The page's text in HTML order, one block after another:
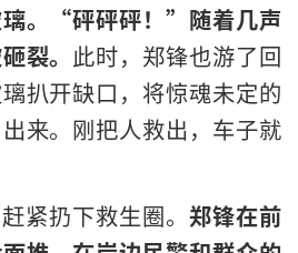
璃。“砰砰砰！”随着几声
裂。 此时，郑锋也游了回
扒开缺口，将惊魂未定的
来。刚把人救出，车子就
紧扔下救生圈。 郑锋在前